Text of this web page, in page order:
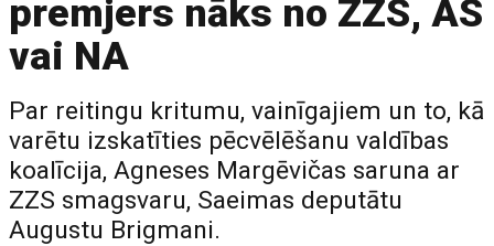
premjers nāks no ZZS, AS
vai NA
Par reitingu kritumu, vainīgajiem un to, kā
varētu izskatīties pēcvēlēšanu valdības
koalīcija, Agneses Margēvičas saruna ar
ZZS smagsvaru, Saeimas deputātu
Augustu Brigmani.